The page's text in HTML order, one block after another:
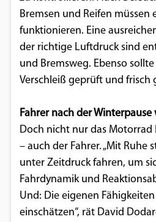
Bremsen und Reifen müssen
funktionieren. Eine
der richtige Luftdruck sind
und Bremsweg. Ebenso
Verschleiß geprüft und frisch
Fahrer nach der
Doch nicht nur das
– auch der Fahrer. „Mit Ruhe
unter Zeitdruck fahren, um
Fahrdynamik und
Und: Die eigenen
einschätzen“, rät David